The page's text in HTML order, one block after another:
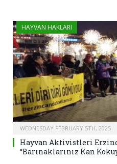
HAYVAN HAKLARI
WEDNESDAY FEBRUARY 5TH, 2025
Hayvan Aktivistleri
“Barınaklarınız Kan